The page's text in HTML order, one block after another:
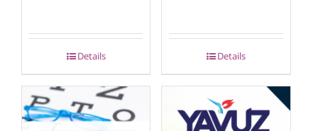
Details Details